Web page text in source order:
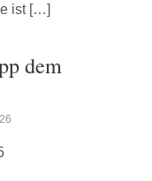
ist […]
dem